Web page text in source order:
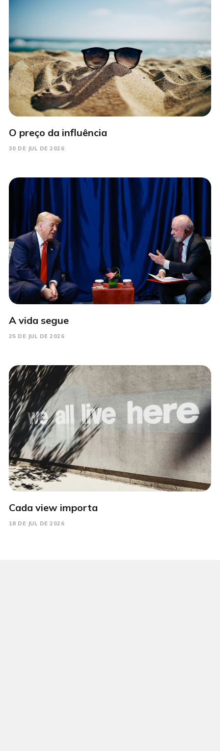
O preço da influência
30 DE JUL DE 2026
A vida segue
25 DE JUL DE 2026
Cada view importa
18 DE JUL DE 2026